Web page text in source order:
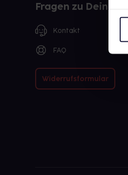
Fragen zu Deiner
Kontakt
FAQ
Widerrufsformular